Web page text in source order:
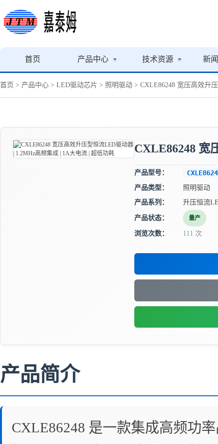
首页 产品中心 技术资源 新
首页 > 产品中心 > LED驱动芯片 > 照明驱动 > CXLE86248 宽压高效升
CXLE86248 宽
产品型号：
产品类型：
照明驱动
产品系列：
升压恒流
产品状态： 量产
浏览次数： 111 次
产品简介
CXLE86248 是一款集成高频功